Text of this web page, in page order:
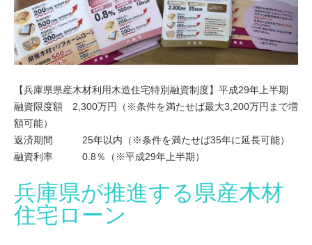
【兵庫県県産木材利用木造住宅特別融資制度】平成29年上半期
融資限度額 2,300万円（※条件を満たせば最大3,200万円まで増
額可能）
返済期間 25年以内（※条件を満たせば35年に延長可能）
融資利率 0.8％（※平成29年上半期）
兵庫県が推進する県産木材
住宅ローン